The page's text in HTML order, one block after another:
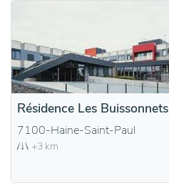
Résidence Les Buissonnets
7100-Haine-Saint-Paul
+3 km